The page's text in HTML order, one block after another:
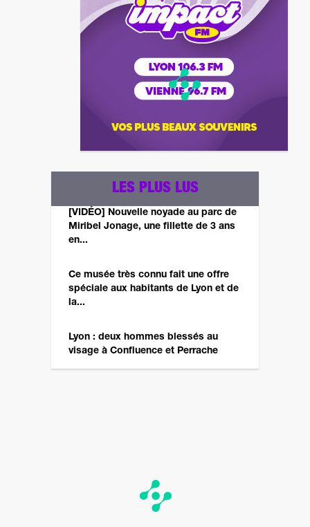
LES PLUS LUS
[VIDÉO] Nouvelle noyade au parc de
Miribel Jonage, une fillette de 3 ans
en...
Ce musée très connu fait une offre
spéciale aux habitants de Lyon et de
la...
Lyon : deux hommes blessés au
visage à Confluence et Perrache